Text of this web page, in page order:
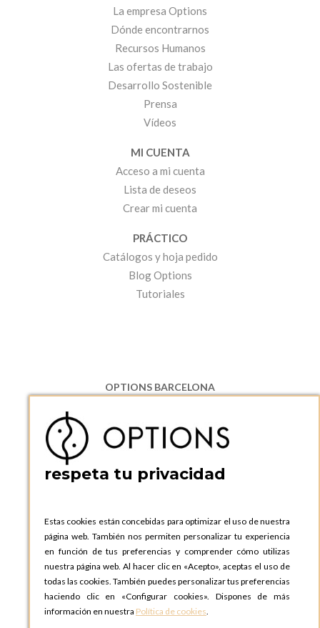
La empresa Options
Dónde encontrarnos
Recursos Humanos
Las ofertas de trabajo
Desarrollo Sostenible
Prensa
Vídeos
MI CUENTA
Acceso a mi cuenta
Lista de deseos
Crear mi cuenta
PRÁCTICO
Catálogos y hoja pedido
Blog Options
Tutoriales
OPTIONS BARCELONA
08130 Santa Perpetua de Moguda, Barcelona
ESPAñA
Teléfono:
+34 935 724 041
OPTIONS BARCELONA SHOWROOM
ESPAñA
Teléfono:+34 935 724 041
OPTIONS MADRID
C. Lucio Emilio Cándido, 6,
28803 Alcalá de Henares, Madrid
ESPAñA
respeta tu privacidad
Estas cookies están concebidas para optimizar el uso de nuestra
página web. También nos permiten personalizar tu experiencia
en función de tus preferencias y comprender cómo utilizas
nuestra página web. Al hacer clic en «Acepto», aceptas el uso de
todas las cookies. También puedes personalizar tus preferencias
haciendo clic en «Configurar cookies». Dispones de más
información en nuestra Política de cookies.